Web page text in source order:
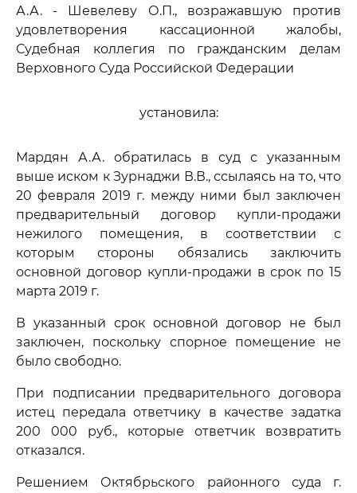
А.А. - Шевелеву О.П., возражавшую против
удовлетворения кассационной жалобы,
Судебная коллегия по гражданским делам
Верховного Суда Российской Федерации
установила:
Мардян А.А. обратилась в суд с указанным
выше иском к Зурнаджи В.В., ссылаясь на то, что
20 февраля 2019 г. между ними был заключен
предварительный договор купли-продажи
нежилого помещения, в соответствии с
которым стороны обязались заключить
основной договор купли-продажи в срок по 15
марта 2019 г.
В указанный срок основной договор не был
заключен, поскольку спорное помещение не
было свободно.
При подписании предварительного договора
истец передала ответчику в качестве задатка
200 000 руб., которые ответчик возвратить
отказался.
Решением Октябрьского районного суда г.